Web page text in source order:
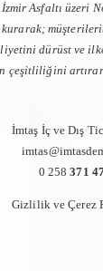
Asfaltı üzeri
kurarak;
dürüst ve
çeşitliliğini
İmtaş İç ve Dış
0 258371
Gizlilik ve Çerez